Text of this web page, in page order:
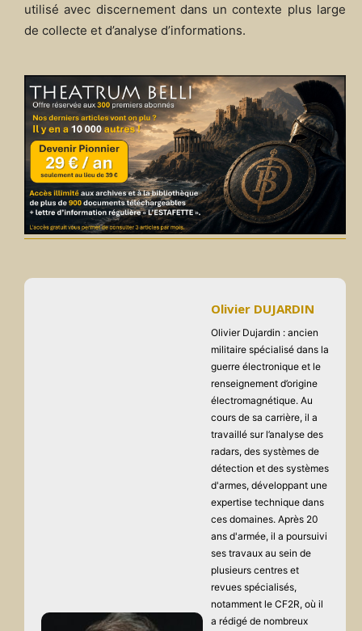
utilisé avec discernement dans un contexte plus large
de collecte et d’analyse d’informations.
Olivier DUJARDIN
Olivier Dujardin : ancien
militaire spécialisé dans la
guerre électronique et le
renseignement d’origine
électromagnétique. Au
cours de sa carrière, il a
travaillé sur l’analyse des
radars, des systèmes de
détection et des systèmes
d'armes, développant une
expertise technique dans
ces domaines. Après 20
ans d'armée, il a poursuivi
ses travaux au sein de
plusieurs centres et
revues spécialisés,
notamment le CF2R, où il
a rédigé de nombreux